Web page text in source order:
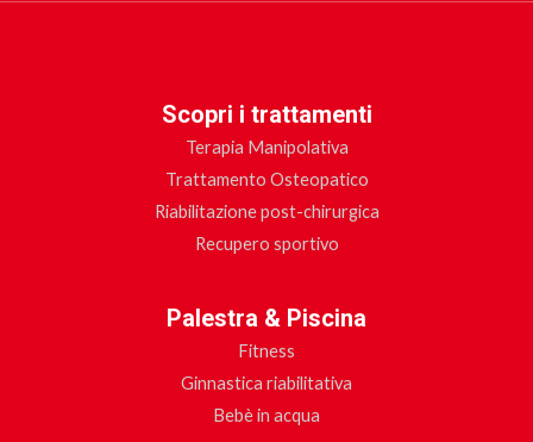
Scopri i trattamenti
Terapia Manipolativa
Trattamento Osteopatico
Riabilitazione post-chirurgica
Recupero sportivo
Palestra & Piscina
Fitness
Ginnastica riabilitativa
Bebè in acqua